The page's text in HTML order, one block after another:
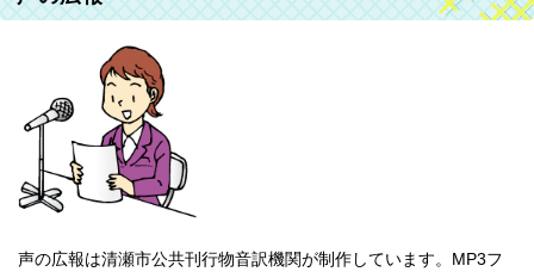
声の広報は清瀬市公共刊行物音訳機関が制作しています。MP3フ